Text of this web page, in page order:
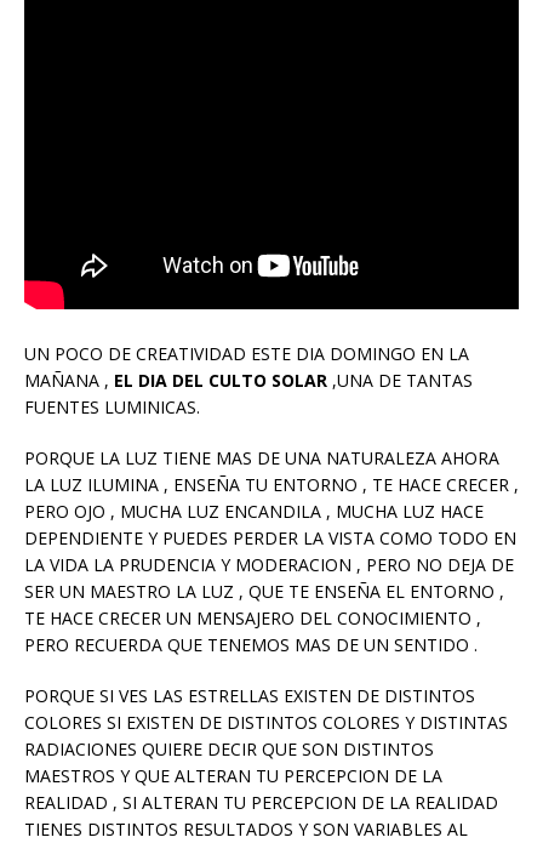
UN POCO DE CREATIVIDAD ESTE DIA DOMINGO EN LA
MAÑANA , EL DIA DEL CULTO SOLAR ,UNA DE TANTAS
FUENTES LUMINICAS.
PORQUE LA LUZ TIENE MAS DE UNA NATURALEZA AHORA
LA LUZ ILUMINA , ENSEÑA TU ENTORNO , TE HACE CRECER ,
PERO OJO , MUCHA LUZ ENCANDILA , MUCHA LUZ HACE
DEPENDIENTE Y PUEDES PERDER LA VISTA COMO TODO EN
LA VIDA LA PRUDENCIA Y MODERACION , PERO NO DEJA DE
SER UN MAESTRO LA LUZ , QUE TE ENSEÑA EL ENTORNO ,
TE HACE CRECER UN MENSAJERO DEL CONOCIMIENTO ,
PERO RECUERDA QUE TENEMOS MAS DE UN SENTIDO .
PORQUE SI VES LAS ESTRELLAS EXISTEN DE DISTINTOS
COLORES SI EXISTEN DE DISTINTOS COLORES Y DISTINTAS
RADIACIONES QUIERE DECIR QUE SON DISTINTOS
MAESTROS Y QUE ALTERAN TU PERCEPCION DE LA
REALIDAD , SI ALTERAN TU PERCEPCION DE LA REALIDAD
TIENES DISTINTOS RESULTADOS Y SON VARIABLES AL